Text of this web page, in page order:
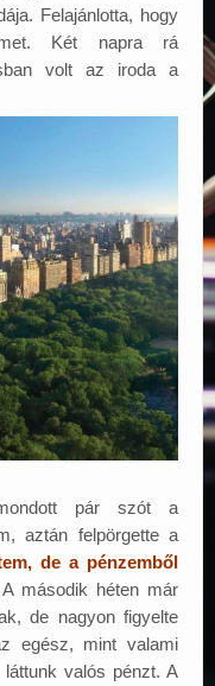
Felajánlotta, hogy
Két napra rá
volt az iroda a
pár szót a
aztán felpörgette a
de a pénzemből
második héten már
de nagyon figyelte
egész, mint valami
valós pénzt. A